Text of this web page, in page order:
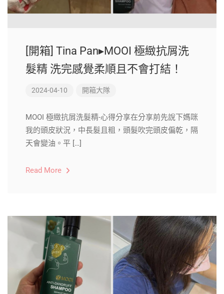
[開箱] Tina Pan▸MOOI 極緻抗屑洗
髮精 洗完感覺柔順且不會打結！
2024-04-10 開箱大隊
MOOI 極緻抗屑洗髮精-心得分享在分享前先說下媽咪
我的頭皮狀況，中長髮且粗，頭髮吹完頭皮偏乾，隔
天會變油。平 […]
Read More